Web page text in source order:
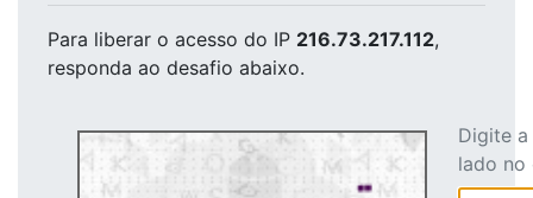
Para liberar o acesso do IP 216.73.217.112,
responda ao desafio abaixo.
Digite
lado no